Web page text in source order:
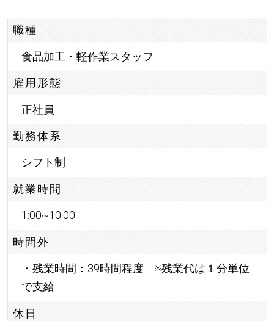
職種
食品加工・軽作業スタッフ
雇用形態
正社員
勤務体系
シフト制
就業時間
1:00~10:00
時間外
・残業時間：39時間程度 ※残業代は１分単位
で支給
休日